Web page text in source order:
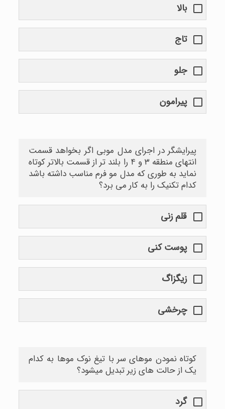
بالا
تاج
جلو
پیرامون
پیرایشگر در اجرای مدل موبی اگر بخواهد قسمت
انتهای منطقه ۳ و ۴ را بلند تر از قسمت بالاتر کوتاه
نماید به طوری که مدل مو فرم مناسب داشته باشد
کدام تکنیک را به کار می برد؟
قلم زنی
پوست کنی
زیگزاگ
چرخشی
کوتاه نمودن موهای سر با تیغ نوک موها به کدام
یک از حالت های زیر تبدیل میشود؟
گرد